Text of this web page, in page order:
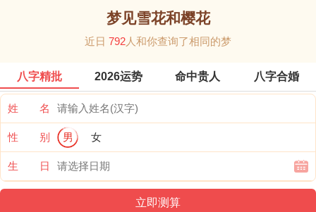
梦见雪花和樱花
近日 792人和你查询了相同的梦
八字精批 2026运势 命中贵人 八字合婚
姓 名
性 别 男 女
生 日